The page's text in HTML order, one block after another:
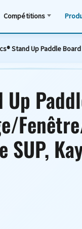
Compétitions
Stand Up Paddle